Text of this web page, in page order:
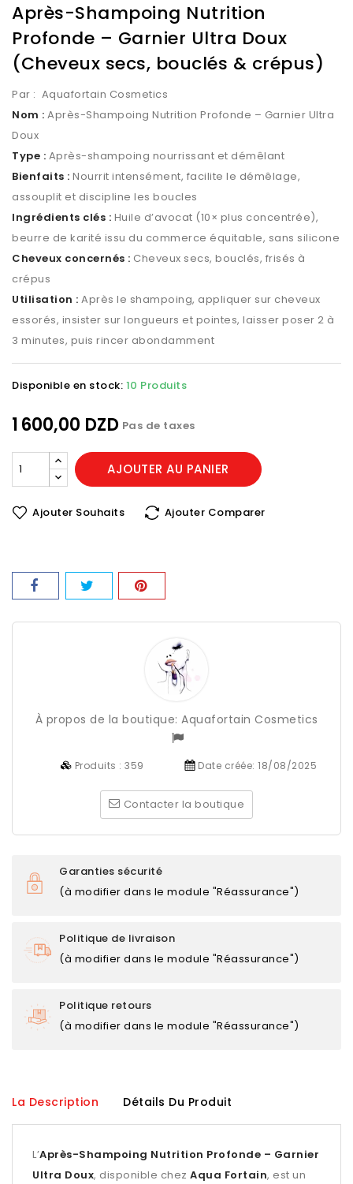
Après-Shampoing Nutrition
Profonde – Garnier Ultra Doux
(Cheveux secs, bouclés & crépus)
Par : Aquafortain Cosmetics
Nom : Après-Shampoing Nutrition Profonde – Garnier Ultra
Doux
Type : Après-shampoing nourrissant et démêlant
Bienfaits : Nourrit intensément, facilite le démêlage,
assouplit et discipline les boucles
Ingrédients clés : Huile d’avocat (10× plus concentrée),
beurre de karité issu du commerce équitable, sans silicone
Cheveux concernés : Cheveux secs, bouclés, frisés à
crépus
Utilisation : Après le shampoing, appliquer sur cheveux
essorés, insister sur longueurs et pointes, laisser poser 2 à
3 minutes, puis rincer abondamment
Disponible en stock: 10 Produits
1 600,00 DZD Pas de taxes
AJOUTER AU PANIER
Ajouter Souhaits Ajouter Comparer
À propos de la boutique: Aquafortain Cosmetics
Produits :359 Date créée:18/08/2025
Contacter la boutique
Garanties sécurité
(à modifier dans le module "Réassurance")
Politique de livraison
(à modifier dans le module "Réassurance")
Politique retours
(à modifier dans le module "Réassurance")
La Description Détails Du Produit
L’Après-Shampoing Nutrition Profonde – Garnier
Ultra Doux, disponible chez Aqua Fortain, est un